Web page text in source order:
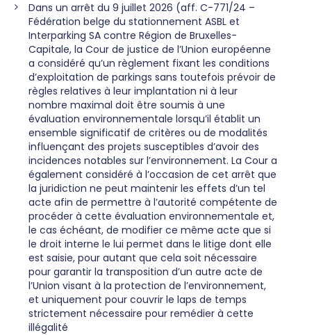
Dans un arrêt du 9 juillet 2026 (aff. C-771/24 –
Fédération belge du stationnement ASBL et
Interparking SA contre Région de Bruxelles-
Capitale, la Cour de justice de l’Union européenne
a considéré qu’un règlement fixant les conditions
d’exploitation de parkings sans toutefois prévoir de
règles relatives à leur implantation ni à leur
nombre maximal doit être soumis à une
évaluation environnementale lorsqu’il établit un
ensemble significatif de critères ou de modalités
influençant des projets susceptibles d’avoir des
incidences notables sur l’environnement. La Cour a
également considéré à l’occasion de cet arrêt que
la juridiction ne peut maintenir les effets d’un tel
acte afin de permettre à l’autorité compétente de
procéder à cette évaluation environnementale et,
le cas échéant, de modifier ce même acte que si
le droit interne le lui permet dans le litige dont elle
est saisie, pour autant que cela soit nécessaire
pour garantir la transposition d’un autre acte de
l’Union visant à la protection de l’environnement,
et uniquement pour couvrir le laps de temps
strictement nécessaire pour remédier à cette
illégalité